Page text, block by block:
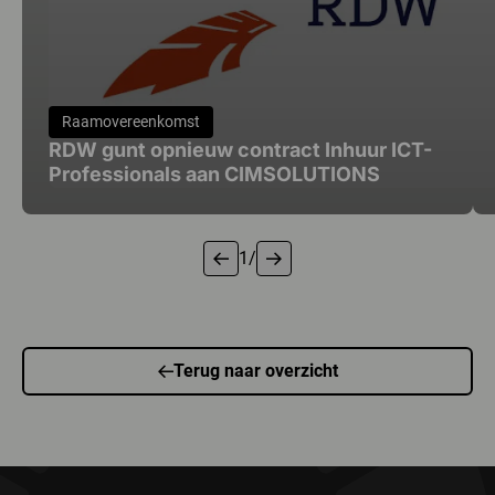
Raamovereenkomst
RDW gunt opnieuw contract Inhuur ICT-
Professionals aan CIMSOLUTIONS
1 van 6
1/
Terug naar overzicht